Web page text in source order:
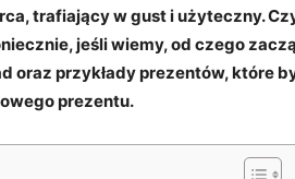
trafiający w gust i użyteczny.
jeśli wiemy, od czego
oraz przykłady prezentów, które
prezentu.